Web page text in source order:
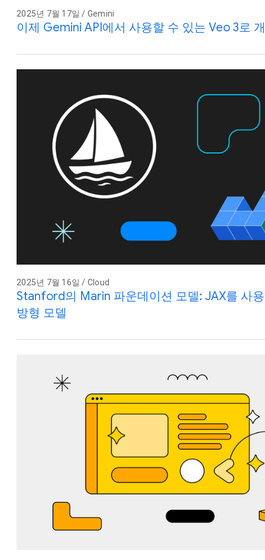
2025년 7월 17일 / Gemini
이제 Gemini API에서 사용할 수 있는 Veo 3로
2025년 7월 16일 / Cloud
Stanford의 Marin 파운데이션 모델: JAX를 사
방형 모델